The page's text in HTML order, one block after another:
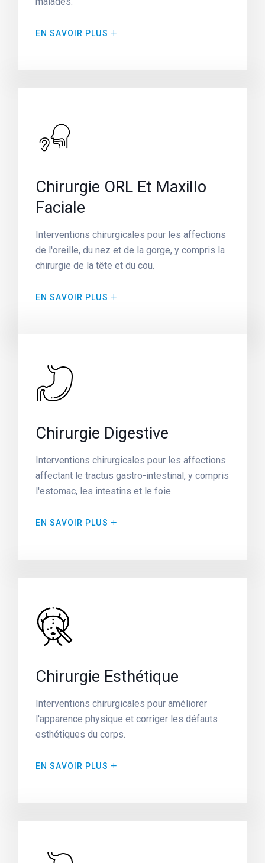
EN SAVOIR PLUS
Chirurgie ORL Et Maxillo
Faciale
Interventions chirurgicales pour les affections
de l'oreille, du nez et de la gorge, y compris la
chirurgie de la tête et du cou.
EN SAVOIR PLUS
Chirurgie Digestive
Interventions chirurgicales pour les affections
affectant le tractus gastro-intestinal, y compris
l'estomac, les intestins et le foie.
EN SAVOIR PLUS
Chirurgie Esthétique
Interventions chirurgicales pour améliorer
l'apparence physique et corriger les défauts
esthétiques du corps.
EN SAVOIR PLUS